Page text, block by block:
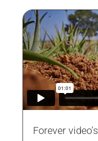
Forever video’s